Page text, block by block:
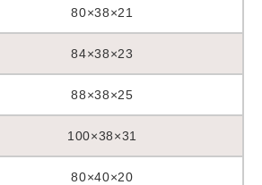
80×38×21
84×38×23
88×38×25
100×38×31
80×40×20